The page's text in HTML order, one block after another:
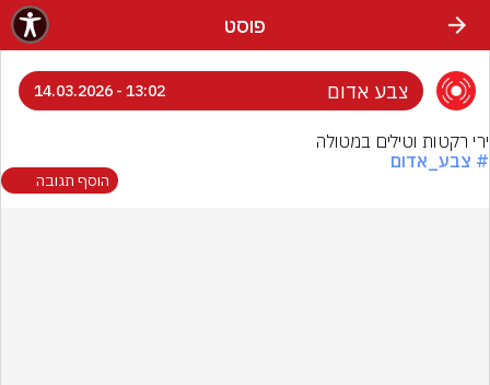
פוסט
צבע אדום 13:02 - 14.03.2026
ירי רקטות וטילים במטולה
# צבע_אדום
הוסף תגובה